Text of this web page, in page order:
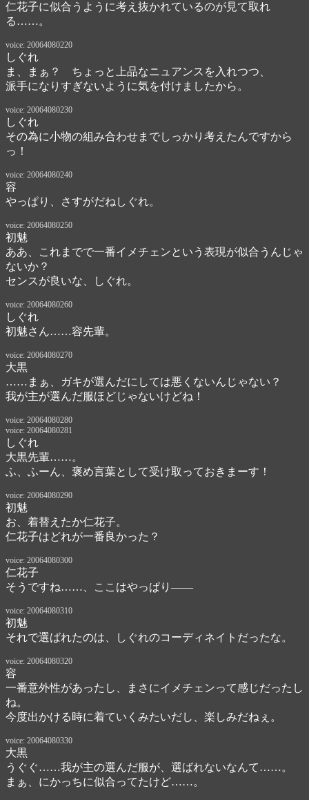
仁花子に似合うように考え抜かれているのが見て取れ
る……。
voice: 20064080220
しぐれ
ま、まぁ？　ちょっと上品なニュアンスを入れつつ、
派手になりすぎないように気を付けましたから。
voice: 20064080230
しぐれ
その為に小物の組み合わせまでしっかり考えたんですから
っ！
voice: 20064080240
容
やっぱり、さすがだねしぐれ。
voice: 20064080250
初魅
ああ、これまでで一番イメチェンという表現が似合うんじゃ
ないか？
センスが良いな、しぐれ。
voice: 20064080260
しぐれ
初魅さん……容先輩。
voice: 20064080270
大黒
……まぁ、ガキが選んだにしては悪くないんじゃない？
我が主が選んだ服ほどじゃないけどね！
voice: 20064080280
voice: 20064080281
しぐれ
大黒先輩……。
ふ、ふーん、褒め言葉として受け取っておきまーす！
voice: 20064080290
初魅
お、着替えたか仁花子。
仁花子はどれが一番良かった？
voice: 20064080300
仁花子
そうですね……、ここはやっぱり――
voice: 20064080310
初魅
それで選ばれたのは、しぐれのコーディネイトだったな。
voice: 20064080320
容
一番意外性があったし、まさにイメチェンって感じだったし
ね。
今度出かける時に着ていくみたいだし、楽しみだねぇ。
voice: 20064080330
大黒
うぐぐ……我が主の選んだ服が、選ばれないなんて……。
まぁ、にかっちに似合ってたけど……。